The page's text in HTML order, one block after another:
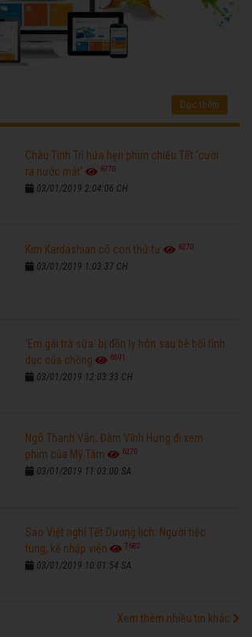
Đọc thêm
Châu Tinh Trì hứa hẹn phim chiếu Tết 'cười
ra nước mắt'
6770
03/01/2019 2:04:06 CH
Kim Kardashian có con thứ tư 6270
03/01/2019 1:03:37 CH
'Em gái trà sữa' bị đồn ly hôn sau bê bối tình
dục của chồng
6591
03/01/2019 12:03:33 CH
Ngô Thanh Vân, Đàm Vĩnh Hưng đi xem
phim của Mỹ Tâm
6270
03/01/2019 11:03:00 SA
Sao Việt nghỉ Tết Dương lịch: Người tiệc
tùng, kẻ nhập viện
7682
03/01/2019 10:01:54 SA
Xem thêm nhiều tin khác